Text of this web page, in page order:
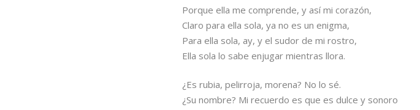
Porque ella me comprende, y así mi corazón,
Claro para ella sola, ya no es un enigma,
Para ella sola, ay, y el sudor de mi rostro,
Ella sola lo sabe enjugar mientras llora.
¿Es rubia, pelirroja, morena? No lo sé.
¿Su nombre? Mi recuerdo es que es dulce y sonoro